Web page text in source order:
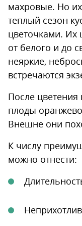
махровые. Но их
теплый сезон
цветочками. Их
от белого и до
неяркие,
встречаются
После
плоды
Внешне они
К числу
можно отнести: